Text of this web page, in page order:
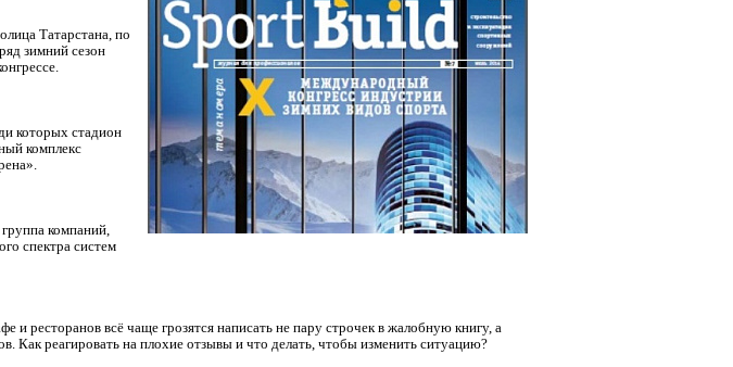
Татарстана, по
зимний сезон
которых стадион
комплекс
компаний,
спектра систем
ресторанов всё чаще грозятся написать не пару строчек в жалобную книгу, а
Как реагировать на плохие отзывы и что делать, чтобы изменить ситуацию?